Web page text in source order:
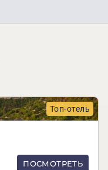
Топ-отель
ПОСМОТРЕТЬ